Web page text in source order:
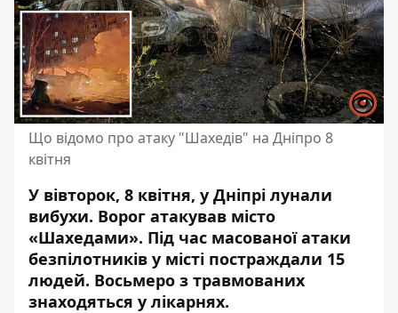
Що відомо про атаку "Шахедів" на Дніпро 8
квітня
У вівторок, 8 квітня, у Дніпрі лунали
вибухи. Ворог атакував місто
«Шахедами». Під час масованої атаки
безпілотників у місті постраждали 15
людей. Восьмеро з травмованих
знаходяться у лікарнях.